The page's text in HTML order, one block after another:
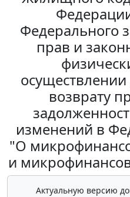
Федерального
прав и
возврату
изменений в
"О
и
Актуальную версию